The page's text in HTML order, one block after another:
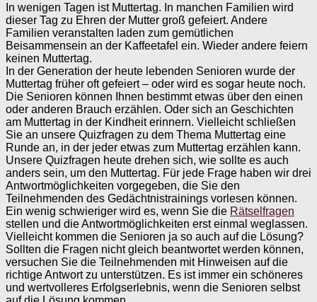
In wenigen Tagen ist Muttertag. In manchen Familien wird
dieser Tag zu Ehren der Mutter groß gefeiert. Andere
Familien veranstalten laden zum gemütlichen
Beisammensein an der Kaffeetafel ein. Wieder andere feiern
keinen Muttertag.
In der Generation der heute lebenden Senioren wurde der
Muttertag früher oft gefeiert – oder wird es sogar heute noch.
Die Senioren können Ihnen bestimmt etwas über den einen
oder anderen Brauch erzählen. Oder sich an Geschichten
am Muttertag in der Kindheit erinnern. Vielleicht schließen
Sie an unsere Quizfragen zu dem Thema Muttertag eine
Runde an, in der jeder etwas zum Muttertag erzählen kann.
Unsere Quizfragen heute drehen sich, wie sollte es auch
anders sein, um den Muttertag. Für jede Frage haben wir drei
Antwortmöglichkeiten vorgegeben, die Sie den
Teilnehmenden des Gedächtnistrainings vorlesen können.
Ein wenig schwieriger wird es, wenn Sie die Rätselfragen
stellen und die Antwortmöglichkeiten erst einmal weglassen.
Vielleicht kommen die Senioren ja so auch auf die Lösung?
Sollten die Fragen nicht gleich beantwortet werden können,
versuchen Sie die Teilnehmenden mit Hinweisen auf die
richtige Antwort zu unterstützen. Es ist immer ein schöneres
und wertvolleres Erfolgserlebnis, wenn die Senioren selbst